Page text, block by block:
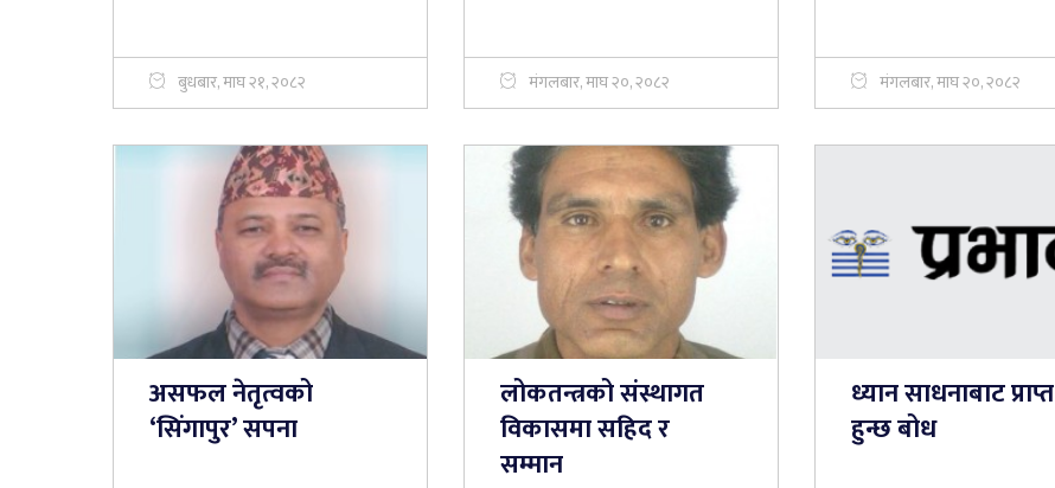
बुधबार, माघ २१, २०८२ मंगलबार, माघ २०, २०८२ मंगलबार, माघ २०, २०८२
असफल नेतृत्वको
‘सिंगापुर’ सपना
लोकतन्त्रको संस्थागत
विकासमा सहिद र
सम्मान
ध्यान साधनाबाट प्राप्त
हुन्छ बोध